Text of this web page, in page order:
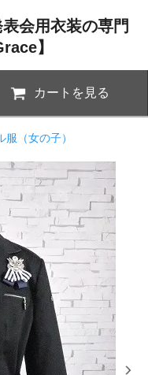
会用衣装の専門
】
カートを見る
（女の子）